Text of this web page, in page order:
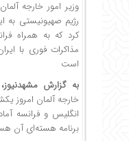
وزیر امور خارجه
رژیم صهیونیستی به
کرد که به همراه
مذاکرات فوری با
است
به گزارش مشهدنیوز،
خارجه آلمان امروز
انگلیس و فرانسه
برنامه هسته‌ای آن